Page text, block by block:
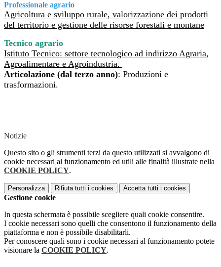
Professionale agrario
Agricoltura e sviluppo rurale, valorizzazione dei prodotti
del territorio e gestione delle risorse forestali e montane
Tecnico agrario
Istituto Tecnico: settore tecnologico ad indirizzo Agraria,
Agroalimentare e Agroindustria.
Articolazione (dal terzo anno): Produzioni e
trasformazioni.
Notizie
Questo sito o gli strumenti terzi da questo utilizzati si avvalgono di
cookie necessari al funzionamento ed utili alle finalità illustrate nella
COOKIE POLICY.
Personalizza Rifiuta tutti i cookies Accetta tutti i cookies
Gestione cookie
In questa schermata è possibile scegliere quali cookie consentire.
I cookie necessari sono quelli che consentono il funzionamento della
piattaforma e non è possibile disabilitarli.
Per conoscere quali sono i cookie necessari al funzionamento potete
visionare la COOKIE POLICY.